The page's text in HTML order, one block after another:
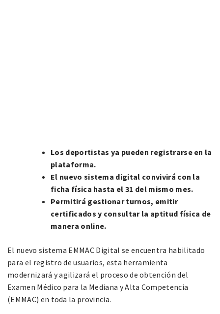
Los deportistas ya pueden registrarse en la
plataforma.
El nuevo sistema digital convivirá con la
ficha física hasta el 31 del mismo mes.
Permitirá gestionar turnos, emitir
certificados y consultar la aptitud física de
manera online.
El nuevo sistema EMMAC Digital se encuentra habilitado
para el registro de usuarios, esta herramienta
modernizará y agilizará el proceso de obtención del
Examen Médico para la Mediana y Alta Competencia
(EMMAC) en toda la provincia.